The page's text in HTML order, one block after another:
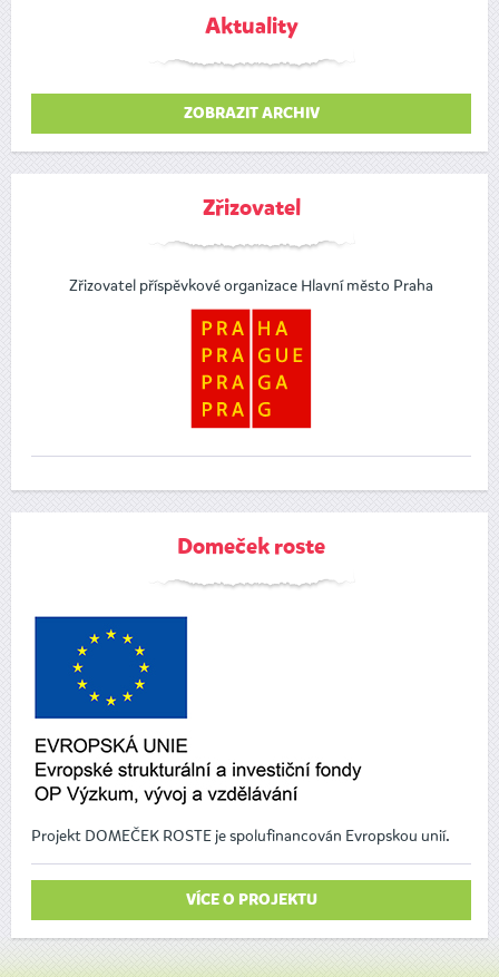
Aktuality
ZOBRAZIT ARCHIV
Zřizovatel
Zřizovatel příspěvkové organizace Hlavní město Praha
Domeček roste
Projekt DOMEČEK ROSTE je spolufinancován Evropskou unií.
VÍCE O PROJEKTU